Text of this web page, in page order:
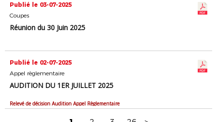
Publié le 03-07-2025
Coupes
Réunion du 30 Juin 2025
Publié le 02-07-2025
Appel règlementaire
AUDITION DU 1ER JUILLET 2025
Relevé de décision Audition Appel Règlementaire